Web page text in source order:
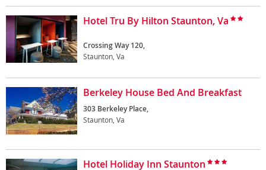
Hotel Tru By Hilton Staunton, Va
Crossing Way 120,
Staunton, Va
Berkeley House Bed And Breakfast
303 Berkeley Place,
Staunton, Va
Hotel Holiday Inn Staunton